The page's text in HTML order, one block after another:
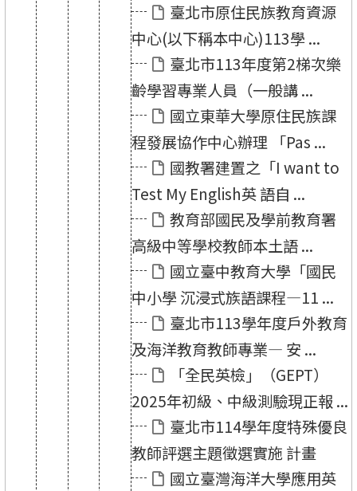
臺北市原住民族教育資源
中心(以下稱本中心)113學 ...
臺北市113年度第2梯次樂
齡學習專業人員（一般講 ...
國立東華大學原住民族課
程發展協作中心辦理 「Pas ...
國教署建置之「I want to
Test My English英 語自 ...
教育部國民及學前教育署
高級中等學校教師本土語 ...
國立臺中教育大學「國民
中小學 沉浸式族語課程—11 ...
臺北市113學年度戶外教育
及海洋教育教師專業— 安 ...
「全民英檢」（GEPT）
2025年初級、中級測驗現正報 ...
臺北市114學年度特殊優良
教師評選主題徵選實施 計畫
國立臺灣海洋大學應用英